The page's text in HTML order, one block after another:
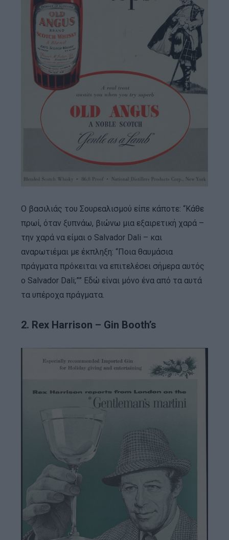
Ο βασιλιάς του Σουρεαλισμού είπε κάποτε: “Κάθε
πρωί, όταν ξυπνάω, βιώνω μια εξαιρετική χαρά –
την χαρά να είμαι ο Salvador Dali – και
αναρωτιέμαι με έκπληξη: “Ποια θαυμάσια
πράγματα πρόκειται να επιτελέσει σήμερα αυτός
ο Salvador Dali;”” Εδώ είναι μόνο ένα από τα αυτά
τα υπέροχα πράγματα.
2. Rex Harrison – Gin Booth’s